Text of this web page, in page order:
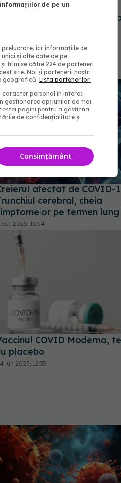
COVID-19 asupra
Europei. România și
sep 2024, 15:42
afectat de COVID-
cerebral, cheia
pe termen lung
oct 2025, 15:54
COVID Moderna,
placebo
iun 2025, 12:35
de pe un
iar informațiile de
și alte date de pe
trimise către 224 de parteneri
site. Noi și partenerii noștri
geografică. Lista partenerilor.
personal în interes
gestionarea opțiunilor de mai
pagini pentru a gestiona
de confidențialitate și
Consimțământ